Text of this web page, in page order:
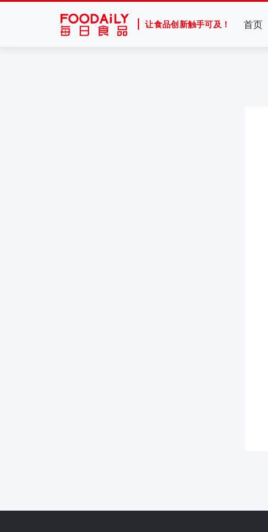
让食品创新触手可及！ 首页